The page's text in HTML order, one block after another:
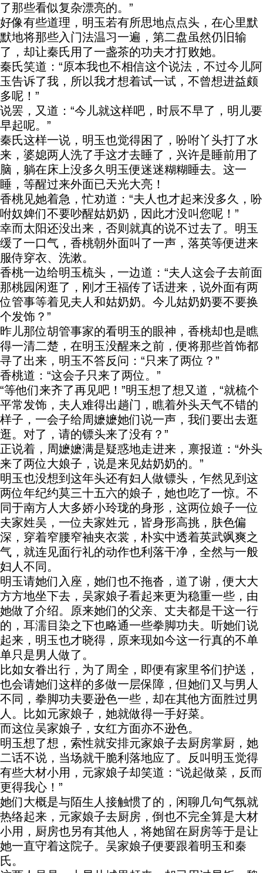
了那些看似复杂漂亮的。”
好像有些道理，明玉若有所思地点点头，在心里默
默地将那些入门法温习一遍，第二盘虽然仍旧输
了，却让秦氏用了一盏茶的功夫才打败她。
秦氏笑道：“原本我也不相信这个说法，不过今儿阿
玉告诉了我，所以我才想着试一试，不曾想进益颇
多呢！”
说罢，又道：“今儿就这样吧，时辰不早了，明儿要
早起呢。”
秦氏这样一说，明玉也觉得困了，吩咐丫头打了水
来，婆媳两人洗了手这才去睡了，兴许是睡前用了
脑，躺在床上没多久明玉便迷迷糊糊睡去。这一
睡，等醒过来外面已天光大亮！
香桃见她着急，忙劝道：“夫人也才起来没多久，吩
咐奴婢们不要吵醒姑奶奶，因此才没叫您呢！”
幸而太阳还没出来，否则就真的说不过去了。明玉
缓了一口气，香桃朝外面叫了一声，落英等便进来
服侍穿衣、洗漱。
香桃一边给明玉梳头，一边道：“夫人这会子去前面
那桃园闲逛了，刚才王福传了话进来，说外面有两
位管事等着见夫人和姑奶奶。今儿姑奶奶要不要换
个发饰？”
昨儿那位胡管事家的看明玉的眼神，香桃却也是瞧
得一清二楚，在明玉没醒来之前，便将那些首饰都
寻了出来，明玉不答反问：“只来了两位？”
香桃道：“这会子只来了两位。”
“等他们来齐了再见吧！”明玉想了想又道，“就梳个
平常发饰，夫人难得出趟门，瞧着外头天气不错的
样子，一会子给周嬷嬷她们说一声，我们要出去逛
逛。对了，请的镖头来了没有？”
正说着，周嬷嬷满是疑惑地走进来，禀报道：“外头
来了两位大娘子，说是来见姑奶奶的。”
明玉也没想到这年头还有妇人做镖头，乍然见到这
两位年纪约莫三十五六的娘子，她也吃了一惊。不
同于南方人大多娇小玲珑的身形，这两位娘子一位
夫家姓吴，一位夫家姓元，皆身形高挑，肤色偏
深，穿着窄腰窄袖夹衣裳，朴实中透着英武飒爽之
气，就连见面行礼的动作也利落干净，全然与一般
妇人不同。
明玉请她们入座，她们也不拖沓，道了谢，便大大
方方地坐下去，吴家娘子看起来更为稳重一些，由
她做了介绍。原来她们的父亲、丈夫都是干这一行
的，耳濡目染之下也略通一些拳脚功夫。听她们说
起来，明玉也才晓得，原来现如今这一行真的不单
单只是男人做了。
比如女眷出行，为了周全，即便有家里爷们护送，
也会请她们这样的多做一层保障，但她们又与男人
不同，拳脚功夫要逊色一些，却在其他方面胜过男
人。比如元家娘子，她就做得一手好菜。
而这位吴家娘子，女红方面亦不逊色。
明玉想了想，索性就安排元家娘子去厨房掌厨，她
二话不说，当场就干脆利落地应了。反叫明玉觉得
有些大材小用，元家娘子却笑道：“说起做菜，反而
更得我心！”
她们大概是与陌生人接触惯了的，闲聊几句气氛就
热络起来，元家娘子去厨房，倒也不完全算是大材
小用，厨房也另有其他人，将她留在厨房等于是让
她一直守着这院子。吴家娘子便要跟着明玉和秦
氏。